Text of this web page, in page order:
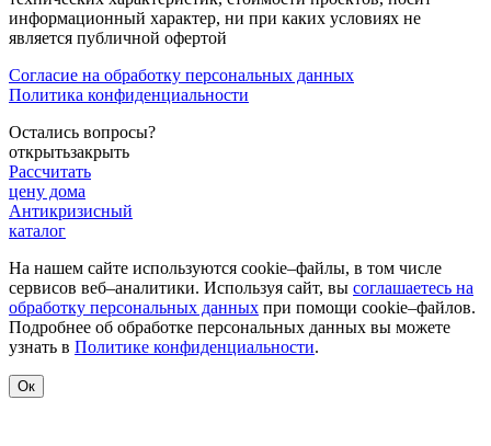
информационный характер, ни при каких условиях не
является публичной офертой
Согласие на обработку персональных данных
Политика конфиденциальности
Остались вопросы?
открытьзакрыть
Рассчитать
цену дома
Антикризисный
каталог
На нашем сайте используются cookie–файлы, в том числе
сервисов веб–аналитики. Используя сайт, вы соглашаетесь на
обработку персональных данных при помощи cookie–файлов.
Подробнее об обработке персональных данных вы можете
узнать в Политике конфиденциальности.
Ок